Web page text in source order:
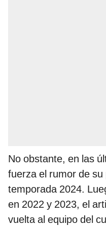
No obstante, en las
fuerza el rumor de
temporada 2024.
en 2022 y 2023, el
vuelta al equipo del